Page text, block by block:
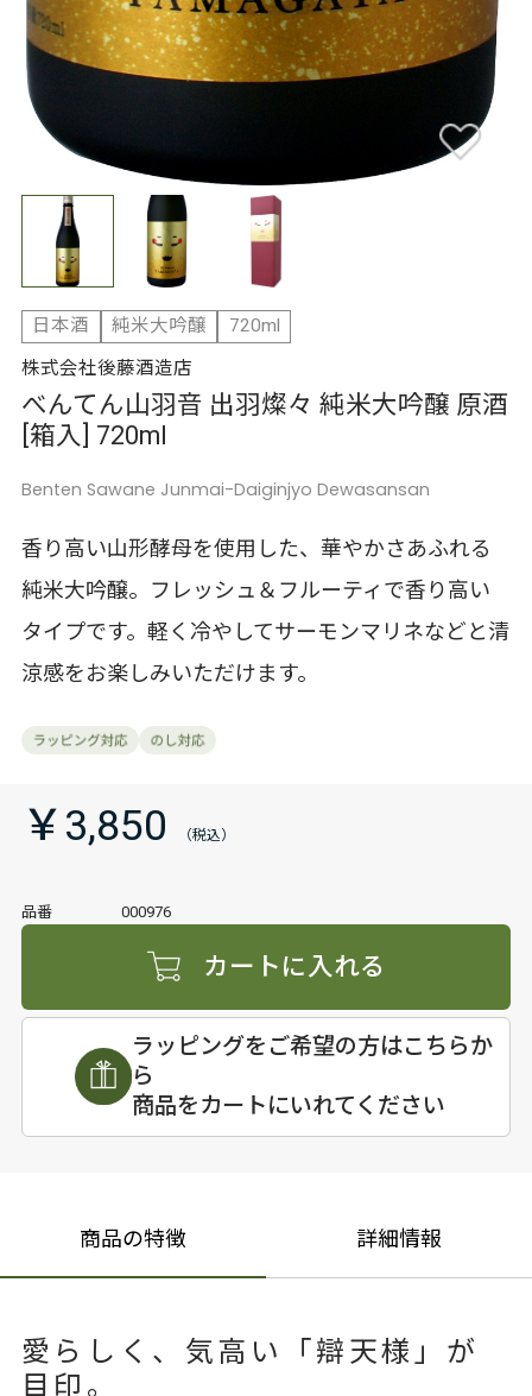
日本酒 純米大吟醸
720ml
株式会社後藤酒造店
べんてん山羽音 出羽燦々 純米大吟醸 原酒
[箱入] 720ml
Benten Sawane Junmai-Daiginjyo Dewasansan
香り高い山形酵母を使用した、華やかさあふれる
純米大吟醸。フレッシュ＆フルーティで香り高い
タイプです。軽く冷やしてサーモンマリネなどと清
涼感をお楽しみいただけます。
￥3,850
品番 000976
カートに入れる
ラッピングをご希望の方はこちらか
ら
商品をカートにいれてください
商品の特徴 詳細情報
愛らしく、気高い「辯天様」が
目印。